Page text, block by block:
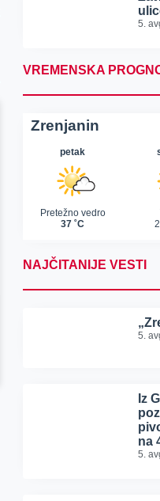
5.
VREMENSKA
NAJČITANIJE VESTI
5.
Iz
na
5.